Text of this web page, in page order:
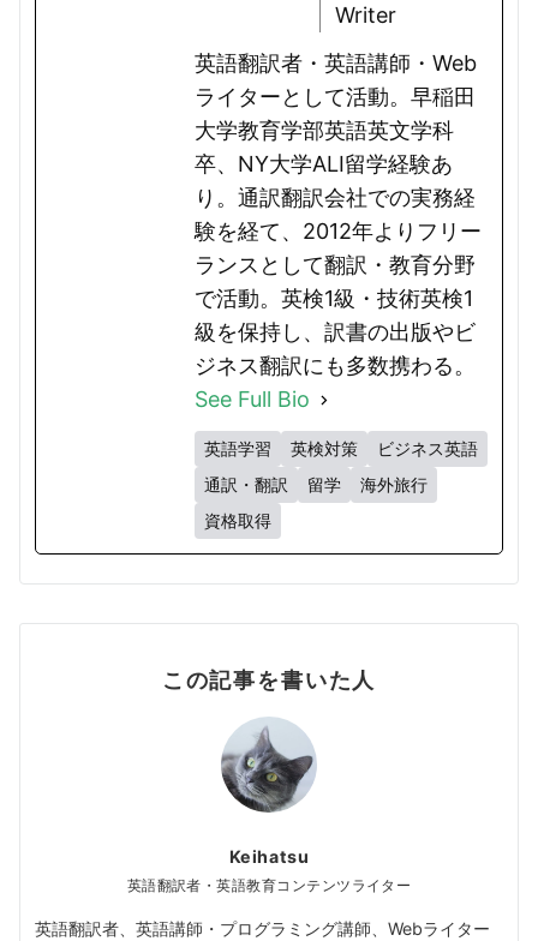
Writer
英語翻訳者・英語講師・Web
ライターとして活動。早稲田
大学教育学部英語英文学科
卒、NY大学ALI留学経験あ
り。通訳翻訳会社での実務経
験を経て、2012年よりフリー
ランスとして翻訳・教育分野
で活動。英検1級・技術英検1
級を保持し、訳書の出版やビ
ジネス翻訳にも多数携わる。
See Full Bio
英語学習 英検対策
ビジネス英語
通訳・翻訳
留学
海外旅行
資格取得
この記事を書いた人
Keihatsu
英語翻訳者・英語教育コンテンツライター
英語翻訳者、英語講師・プログラミング講師、Webライター